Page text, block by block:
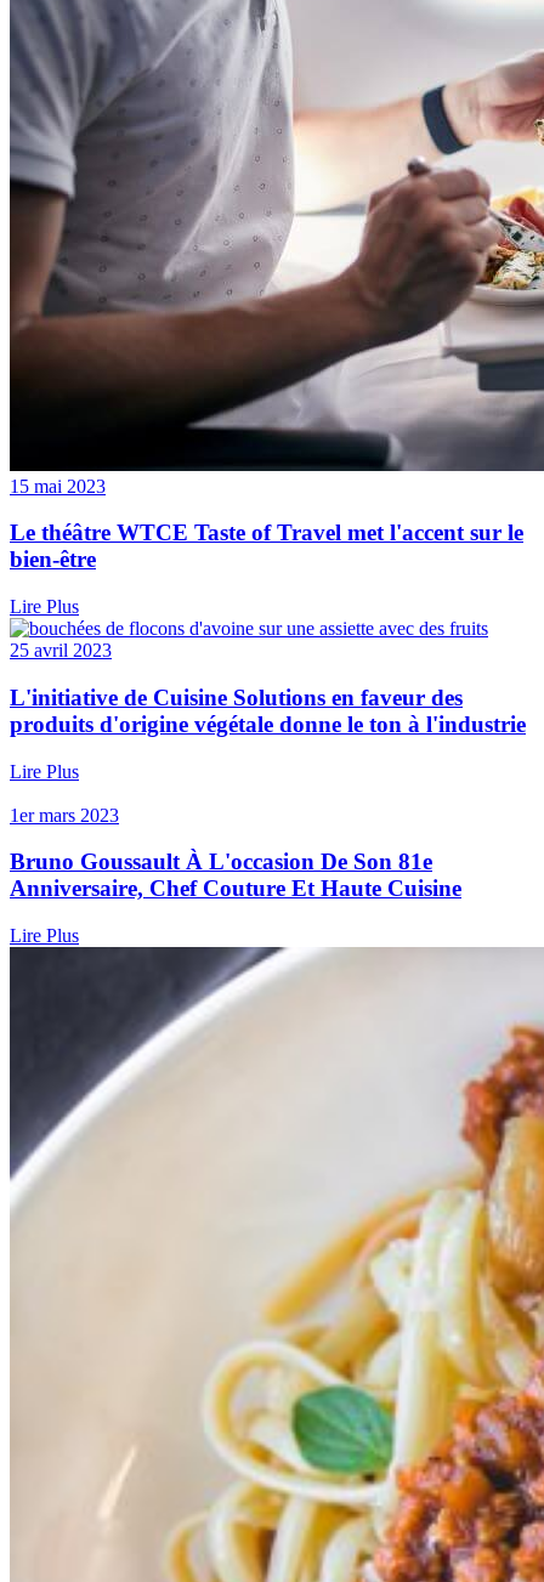
15 mai 2023
Le théâtre WTCE Taste of Travel met l'accent sur le
bien-être
Lire Plus
25 avril 2023
L'initiative de Cuisine Solutions en faveur des
produits d'origine végétale donne le ton à l'industrie
Lire Plus
1er mars 2023
Bruno Goussault À L'occasion De Son 81e
Anniversaire, Chef Couture Et Haute Cuisine
Lire Plus